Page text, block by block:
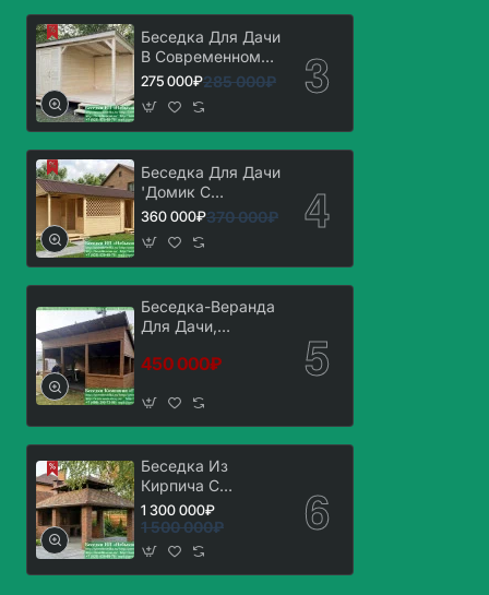
Беседка Для Дачи
В Современном
Стиле 'Лофт' 3х5,
275 000₽285 000₽
Беседка Для Дачи
'Домик С
Хозблоком 3х7'.
360 000₽370 000₽
Беседка-Веранда
Для Дачи,
3х6
450 000₽
Беседка Из
Кирпича С
Мангальной Зоной
Барбекю. Вариант
№ 2
1 300 000₽
1 500 000₽